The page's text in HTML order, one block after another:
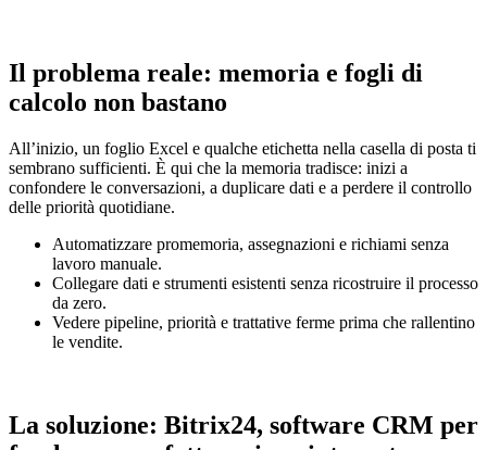
Il problema reale: memoria e fogli di
calcolo non bastano
All’inizio, un foglio Excel e qualche etichetta nella casella di posta ti
sembrano sufficienti. È qui che la memoria tradisce: inizi a
confondere le conversazioni, a duplicare dati e a perdere il controllo
delle priorità quotidiane.
Automatizzare promemoria, assegnazioni e richiami senza
lavoro manuale.
Collegare dati e strumenti esistenti senza ricostruire il processo
da zero.
Vedere pipeline, priorità e trattative ferme prima che rallentino
le vendite.
La soluzione: Bitrix24, software CRM per